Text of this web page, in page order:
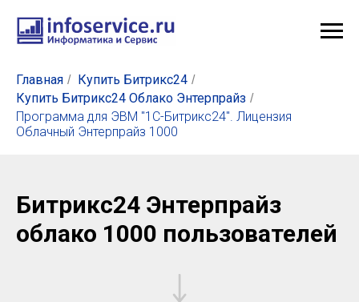
Главная / Купить Битрикс24 /
Купить Битрикс24 Облако Энтерпрайз /
Программа для ЭВМ "1С-Битрикс24". Лицензия
Облачный Энтерпрайз 1000
Битрикс24 Энтерпрайз
облако 1000 пользователей